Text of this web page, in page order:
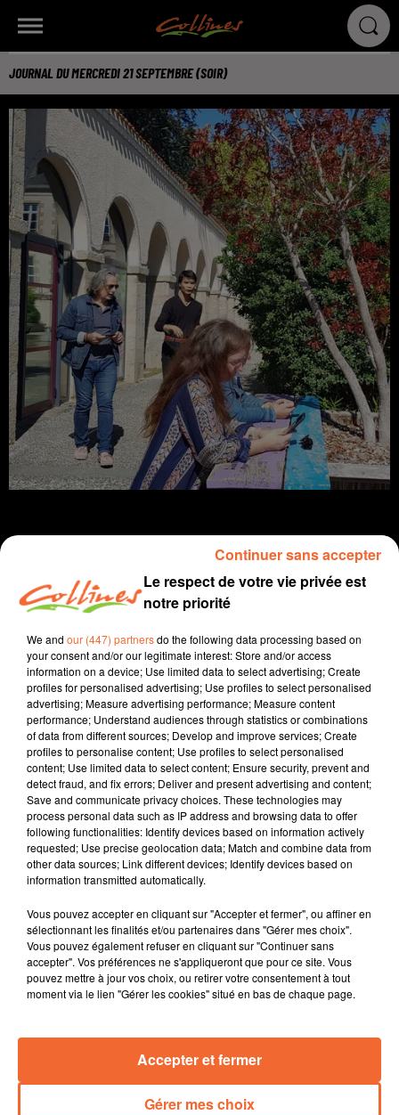
JOURNAL DU MERCREDI 21 SEPTEMBRE (SOIR)
info
JOURNAL DU MERCREDI 21 SEPTEMBRE (SOIR)
Fabien Gazeau
L'info près de chez vous
Présenté par Fabien Gazeau
- Des agents d'un EHPAD de Mauzé-sur-le-Mignon ont
écrit au Chef de l'Etat, un brin désabusé mais aussi
avec l'espoir d'être entendu.
- Le harcèlement scolaire, c'est le cheval de bataille de
Jérémy Bellet, en tournage dimanche dernier à
Bressuire (photo)
plus qu'un du 30 septembre au 30 octobre sur le
Bocage bressuirais.
- Une parade organisée samedi à Niort pour réclamer
plus de sécurité pour les vélos et les piétons.
- En sports, match au sommet ce soir pour les
Le respect de votre vie privée est
notre priorité
We and our (447) partnersdo the following data processing based on
your consent and/or our legitimate interest: Store and/or access
information on a device; Use limited data to select advertising; Create
profiles for personalised advertising; Use profiles to select personalised
advertising; Measure advertising performance; Measure content
performance; Understand audiences through statistics or combinations
of data from different sources; Develop and improve services; Create
profiles to personalise content; Use profiles to select personalised
content; Use limited data to select content; Ensure security, prevent and
detect fraud, and fix errors; Deliver and present advertising and content;
Save and communicate privacy choices. These technologies may
process personal data such as IP address and browsing data to offer
following functionalities: Identify devices based on information actively
requested; Use precise geolocation data; Match and combine data from
other data sources; Link different devices; Identify devices based on
information transmitted automatically.
Vous pouvez accepter en cliquant sur "Accepter et fermer", ou affiner en
sélectionnant les finalités et/ou partenaires dans "Gérer mes choix".
Vous pouvez également refuser en cliquant sur "Continuer sans
accepter". Vos préférences ne s'appliqueront que pour ce site. Vous
pouvez mettre à jour vos choix, ou retirer votre consentement à tout
moment via le lien "Gérer les cookies" situé en bas de chaque page.
Gérer mes choix
Accepter et fermer
Continuer sans accepter